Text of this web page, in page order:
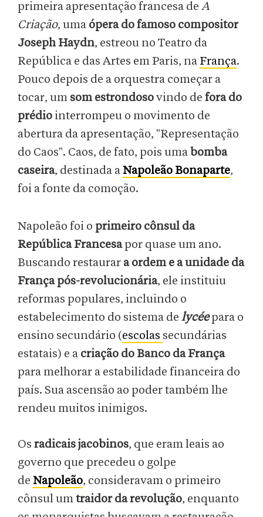
primeira apresentação francesa de A
Criação, uma ópera do famoso compositor
Joseph Haydn, estreou no Teatro da
República e das Artes em Paris, na França.
Pouco depois de a orquestra começar a
tocar, um som estrondosovindo de fora do
prédio interrompeu o movimento de
abertura da apresentação, "Representação
do Caos". Caos, de fato, pois uma bomba
caseira, destinada a Napoleão Bonaparte,
foi a fonte da comoção.
Napoleão foi o primeiro cônsul da
República Francesapor quase um ano.
Buscando restaurar a ordem e a unidade da
França pós-revolucionária, ele instituiu
reformas populares, incluindo o
estabelecimento do sistema de lycée para o
ensino secundário (escolas secundárias
estatais) e a criação do Banco da França
para melhorar a estabilidade financeira do
país. Sua ascensão ao poder também lhe
rendeu muitos inimigos.
Os radicais jacobinos, que eram leais ao
governo que precedeu o golpe
de Napoleão, consideravam o primeiro
cônsul umtraidor da revolução, enquanto